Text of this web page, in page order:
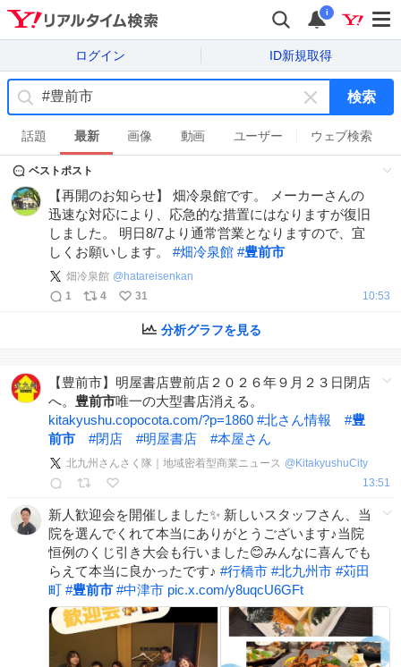
i
ログイン ID新規取得
キ
ー
ワ
ド
を
消
検索
話題 最新 画像 動画 ユーザー ウェブ検索
ベストポスト
【再開のお知らせ】 畑冷泉館です。 メーカーさんの
迅速な対応により、応急的な措置にはなりますが復旧
しました。 明日8/7より通常営業となりますので、宜
しくお願いします。 #畑冷泉館 #豊前市
畑冷泉館 @ hatareisenkan
1
4 31 10:53
分析グラフを見る
【豊前市】明屋書店豊前店２０２６年９月２３日閉店
へ。 豊前市唯一の大型書店消える。
kitakyushu.copocota.com/?p=1860 #北さん情報 #豊
前市
#閉店 #明屋書店 #本屋さん
北九州さんさく隊｜地域密着型商業ニュース @ KitakyushuCity
13:51
新人歓迎会を開催しました✨ 新しいスタッフさん、当
院を選んでくれて本当にありがとうございます♪当院
恒例のくじ引き大会も行いました😊みんなに喜んでも
らえて本当に良かったです♪ #行橋市 #北九州市 #苅田
町 #豊前市 #中津市 pic.x.com/y8uqcU6GFt